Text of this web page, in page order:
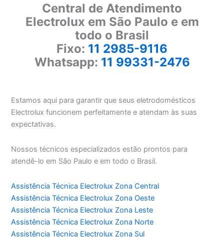
Central de Atendimento
Electrolux em São Paulo e em
todo o Brasil
Fixo: 11 2985-9116
Whatsapp: 11 99331-2476
Estamos aqui para garantir que seus eletrodomésticos
Electrolux funcionem perfeitamente e atendam às suas
expectativas.
Nossos técnicos especializados estão prontos para
atendê-lo em São Paulo e em todo o Brasil.
Assistência Técnica Electrolux Zona Central
Assistência Técnica Electrolux Zona Oeste
Assistência Técnica Electrolux Zona Leste
Assistência Técnica Electrolux Zona Norte
Assistência Técnica Electrolux Zona Sul